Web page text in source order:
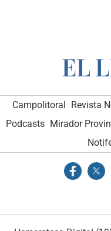
Campolitoral Revista
Podcasts Mirador